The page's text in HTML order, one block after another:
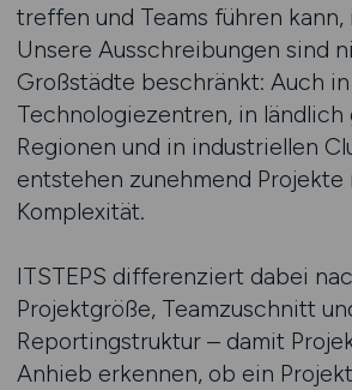
treffen und Teams führen
Unsere Ausschreibungen sind
Großstädte beschränkt: Auch
Technologiezentren, in ländlich
Regionen und in industriellen
entstehen zunehmend Projekte
Komplexität.
ITSTEPS differenziert dabei
Projektgröße, Teamzuschnitt
Reportingstruktur – damit
Anhieb erkennen, ob ein